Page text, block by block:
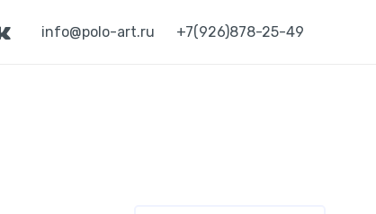
info@polo-art.ru +7(926)878-25-49